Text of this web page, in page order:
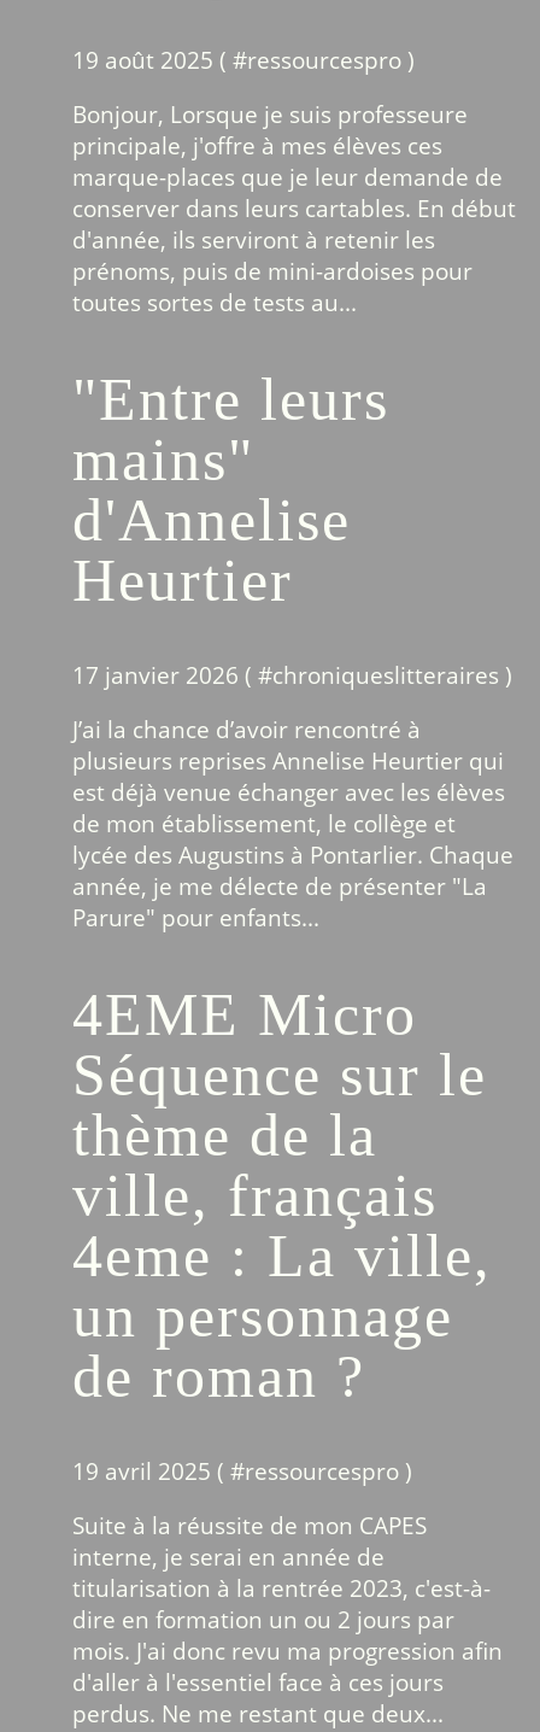
19 août 2025 ( #ressourcespro )
Bonjour, Lorsque je suis professeure
principale, j'offre à mes élèves ces
marque-places que je leur demande de
conserver dans leurs cartables. En début
d'année, ils serviront à retenir les
prénoms, puis de mini-ardoises pour
toutes sortes de tests au...
"Entre leurs
mains"
d'Annelise
Heurtier
17 janvier 2026 ( #chroniqueslitteraires )
J’ai la chance d’avoir rencontré à
plusieurs reprises Annelise Heurtier qui
est déjà venue échanger avec les élèves
de mon établissement, le collège et
lycée des Augustins à Pontarlier. Chaque
année, je me délecte de présenter "La
Parure" pour enfants...
4EME Micro
Séquence sur le
thème de la
ville, français
4eme : La ville,
un personnage
de roman ?
19 avril 2025 ( #ressourcespro )
Suite à la réussite de mon CAPES
interne, je serai en année de
titularisation à la rentrée 2023, c'est-à-
dire en formation un ou 2 jours par
mois. J'ai donc revu ma progression afin
d'aller à l'essentiel face à ces jours
perdus. Ne me restant que deux...